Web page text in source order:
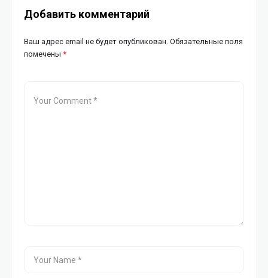
Добавить комментарий
Ваш адрес email не будет опубликован. Обязательные поля
помечены *